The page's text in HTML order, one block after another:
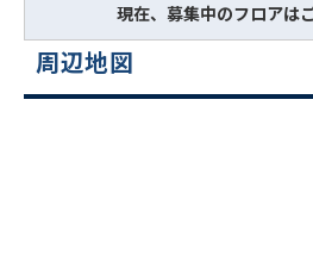
現在、募集中のフロアは
周辺地図